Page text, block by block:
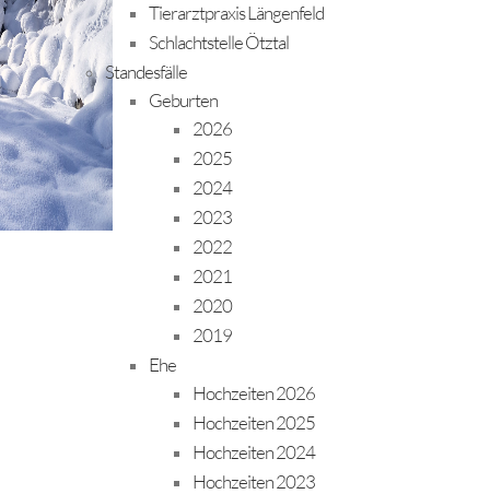
Tierarztpraxis Längenfeld
Schlachtstelle Ötztal
Standesfälle
Geburten
2026
2025
2024
2023
2022
2021
2020
2019
Ehe
Hochzeiten 2026
Hochzeiten 2025
Hochzeiten 2024
Hochzeiten 2023